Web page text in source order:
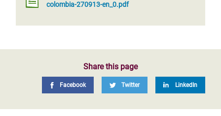
colombia-270913-en_0.pdf
Share this page
Facebook Twitter LinkedIn